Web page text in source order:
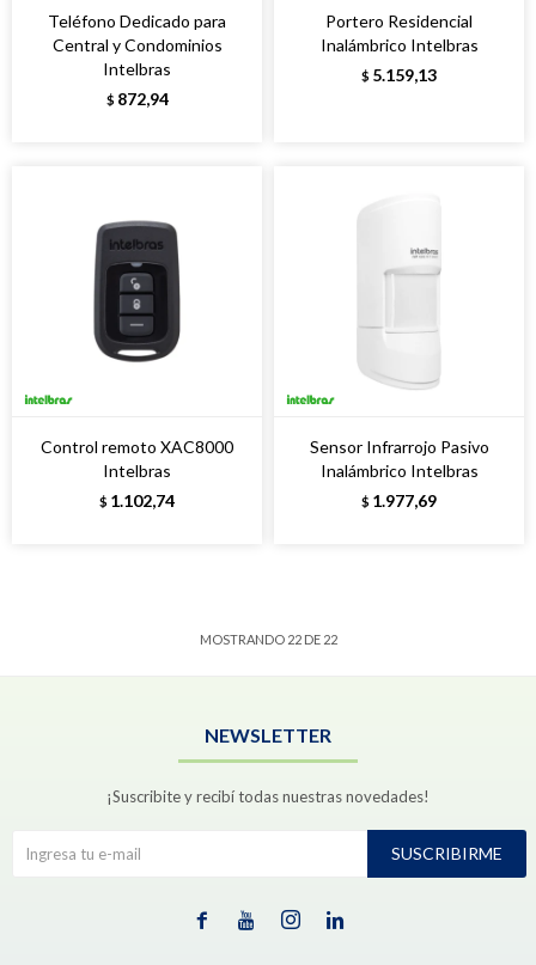
Teléfono Dedicado para
Central y Condominios
Intelbras
$ 872,94
Portero Residencial
Inalámbrico Intelbras
$ 5.159,13
Control remoto XAC8000
Intelbras
$ 1.102,74
Sensor Infrarrojo Pasivo
Inalámbrico Intelbras
$ 1.977,69
MOSTRANDO 22DE 22
NEWSLETTER
¡Suscribite y recibí todas nuestras novedades!
SUSCRIBIRME
   